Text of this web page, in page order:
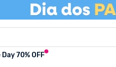
70% OFF